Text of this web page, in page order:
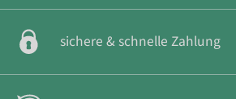
sichere & schnelle Zahlung